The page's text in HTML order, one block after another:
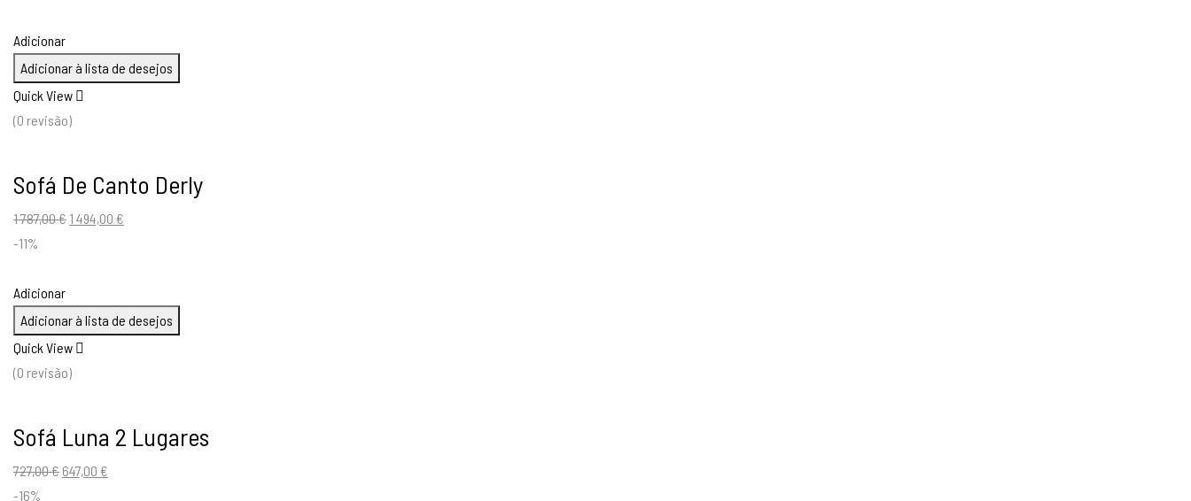
1
995,00 €.
1
677,00 €.
Adicionar
Adicionar à lista de desejos
Quick View
(0 revisão)
Sofá De Canto Derly
1 787,00€ O
1
787,00 €.
1 494,00 €
1
494,00 €.
-11%
Adicionar
Adicionar à lista de desejos
Quick View
(0 revisão)
Sofá Luna 2 Lugares
727,00€ O
647,00 €
-16%